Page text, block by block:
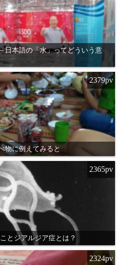
本語の「水」ってどういう意
物に例えてみると
2379pv
とジアルジア症とは？
2365pv
2324pv